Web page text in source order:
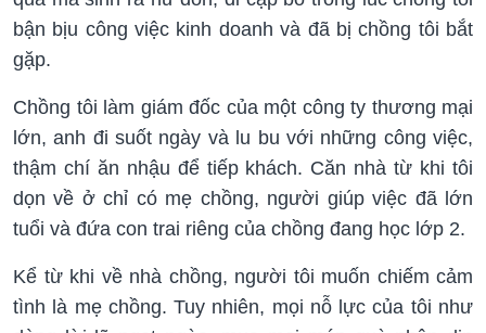
bận bịu công việc kinh doanh và đã bị chồng tôi bắt
gặp.
Chồng tôi làm giám đốc của một công ty thương mại
lớn, anh đi suốt ngày và lu bu với những công việc,
thậm chí ăn nhậu để tiếp khách. Căn nhà từ khi tôi
dọn về ở chỉ có mẹ chồng, người giúp việc đã lớn
tuổi và đứa con trai riêng của chồng đang học lớp 2.
Kể từ khi về nhà chồng, người tôi muốn chiếm cảm
tình là mẹ chồng. Tuy nhiên, mọi nỗ lực của tôi như